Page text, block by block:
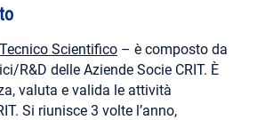
Scientifico – è composto da
R&D delle Aziende Socie CRIT. È
valuta e valida le attività
Si riunisce 3 volte l’anno,